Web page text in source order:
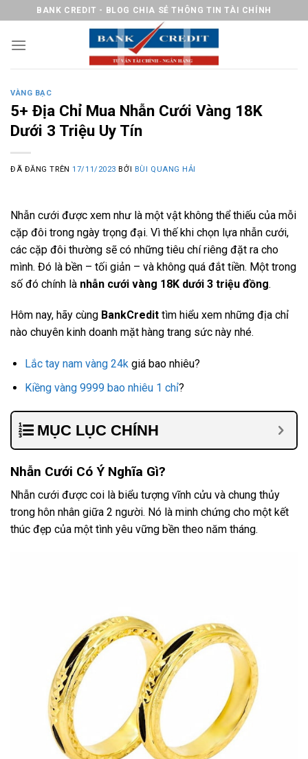
nội
BANK CREDIT - BLOG CHIA SẺ THÔNG TIN TÀI CHÍNH
VÀNG BẠC
5+ Địa Chỉ Mua Nhẫn Cưới Vàng 18K
Dưới 3 Triệu Uy Tín
ĐÃ ĐĂNG TRÊN17/11/2023 BỞI BÙI QUANG HẢI
Nhẫn cưới được xem như là một vật không thể thiếu của mỗi
cặp đôi trong ngày trọng đại. Vì thế khi chọn lựa nhẫn cưới,
các cặp đôi thường sẽ có những tiêu chí riêng đặt ra cho
mình. Đó là bền – tối giản – và không quá đắt tiền. Một trong
số đó chính là nhẫn cưới vàng 18K dưới 3 triệu đồng.
Hôm nay, hãy cùng BankCredit tìm hiểu xem những địa chỉ
nào chuyên kinh doanh mặt hàng trang sức này nhé.
Lắc tay nam vàng 24kgiá bao nhiêu?
Kiềng vàng 9999 bao nhiêu 1 chỉ?
MỤC LỤC CHÍNH
Nhẫn Cưới Có Ý Nghĩa Gì?
Nhẫn cưới được coi là biểu tượng vĩnh cửu và chung thủy
trong hôn nhân giữa 2 người. Nó là minh chứng cho một kết
thúc đẹp của một tình yêu vững bền theo năm tháng.